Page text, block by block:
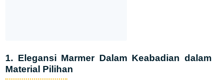
1. Elegansi Marmer Dalam Keabadian dalam
Material Pilihan